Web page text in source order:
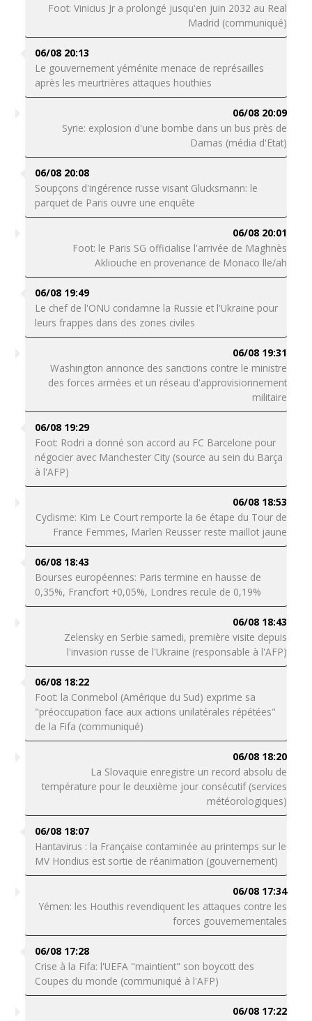
Foot: Vinicius Jr a prolongé jusqu'en juin 2032 au Real
Madrid (communiqué)
06/08 20:13
Le gouvernement yéménite menace de représailles
après les meurtrières attaques houthies
06/08 20:09
Syrie: explosion d'une bombe dans un bus près de
Damas (média d'Etat)
06/08 20:08
Soupçons d'ingérence russe visant Glucksmann: le
parquet de Paris ouvre une enquête
06/08 20:01
Foot: le Paris SG officialise l'arrivée de Maghnès
Akliouche en provenance de Monaco lle/ah
06/08 19:49
Le chef de l'ONU condamne la Russie et l'Ukraine pour
leurs frappes dans des zones civiles
06/08 19:31
Washington annonce des sanctions contre le ministre
des forces armées et un réseau d'approvisionnement
militaire
06/08 19:29
Foot: Rodri a donné son accord au FC Barcelone pour
négocier avec Manchester City (source au sein du Barça
à l'AFP)
06/08 18:53
Cyclisme: Kim Le Court remporte la 6e étape du Tour de
France Femmes, Marlen Reusser reste maillot jaune
06/08 18:43
Bourses européennes: Paris termine en hausse de
0,35%, Francfort +0,05%, Londres recule de 0,19%
06/08 18:43
Zelensky en Serbie samedi, première visite depuis
l'invasion russe de l'Ukraine (responsable à l'AFP)
06/08 18:22
Foot: la Conmebol (Amérique du Sud) exprime sa
"préoccupation face aux actions unilatérales répétées"
de la Fifa (communiqué)
06/08 18:20
La Slovaquie enregistre un record absolu de
température pour le deuxième jour consécutif (services
météorologiques)
06/08 18:07
Hantavirus : la Française contaminée au printemps sur le
MV Hondius est sortie de réanimation (gouvernement)
06/08 17:34
Yémen: les Houthis revendiquent les attaques contre les
forces gouvernementales
06/08 17:28
Crise à la Fifa: l'UEFA "maintient" son boycott des
Coupes du monde (communiqué à l'AFP)
06/08 17:22